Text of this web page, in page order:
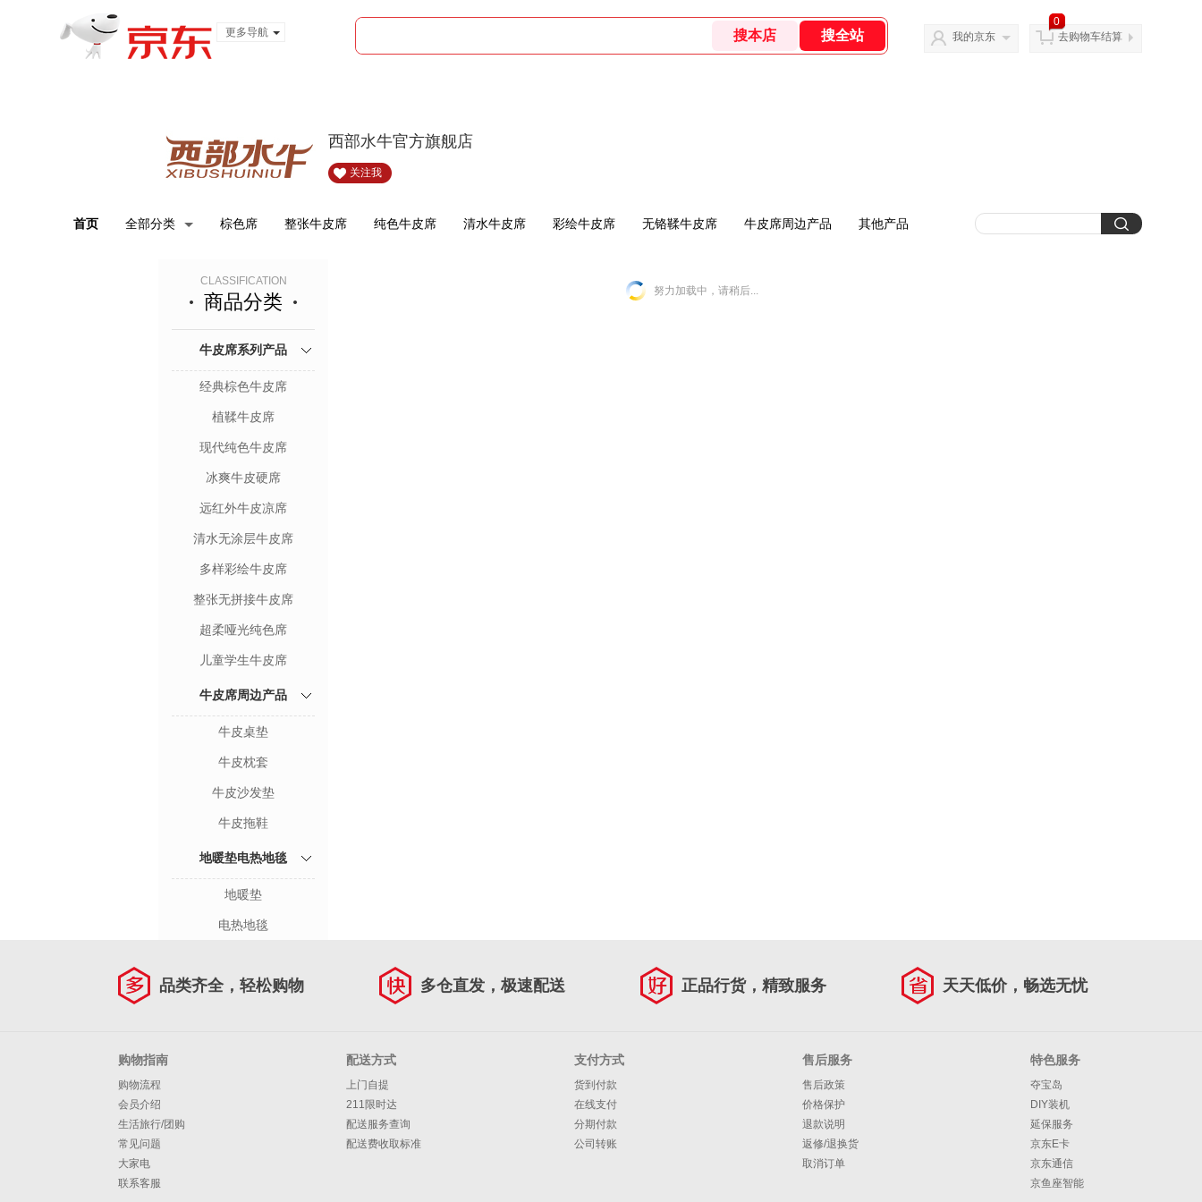
更多导航
我的京东
0
去购物车结算
西部水牛官方旗舰店
关注我
首页 全部分类 棕色席 整张牛皮席 纯色牛皮席 清水牛皮席 彩绘牛皮席 无铬鞣牛皮席 牛皮席周边产品 其他产品
CLASSIFICATION
商品分类
牛皮席系列产品
经典棕色牛皮席
植鞣牛皮席
现代纯色牛皮席
冰爽牛皮硬席
远红外牛皮凉席
清水无涂层牛皮席
多样彩绘牛皮席
整张无拼接牛皮席
超柔哑光纯色席
儿童学生牛皮席
牛皮席周边产品
牛皮桌垫
牛皮枕套
牛皮沙发垫
牛皮拖鞋
地暖垫电热地毯
地暖垫
电热地毯
努力加载中，请稍后...
品类齐全，轻松购物 多仓直发，极速配送 正品行货，精致服务 天天低价，畅选无忧
购物指南
购物流程
会员介绍
生活旅行/团购
常见问题
大家电
联系客服
配送方式
上门自提
211限时达
配送服务查询
配送费收取标准
支付方式
货到付款
在线支付
分期付款
公司转账
售后服务
售后政策
价格保护
退款说明
返修/退换货
取消订单
特色服务
夺宝岛
DIY装机
延保服务
京东E卡
京东通信
京鱼座智能